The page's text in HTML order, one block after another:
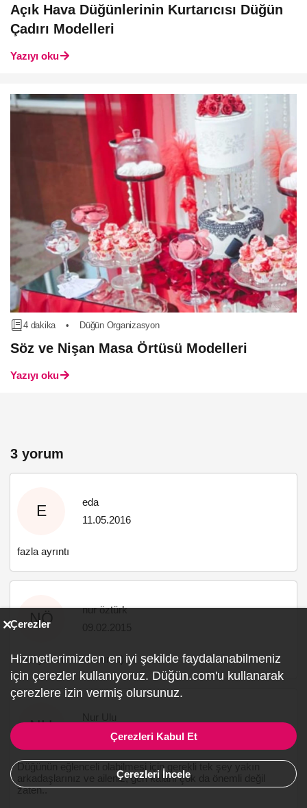
Açık Hava Düğünlerinin Kurtarıcısı Düğün
Çadırı Modelleri
Yazıyı oku
4 dakika • Düğün Organizasyon
Söz ve Nişan Masa Örtüsü Modelleri
Yazıyı oku
3 yorum
E
eda
11.05.2016
fazla ayrıntı
NÖ
nur öztürk
katılıyorum nur hanım :)
NU
20.10.2014
Düğünün eğlenceli olabilmesi için gerekli tek şey yakın
arkadaşlarınız ve aileniz, geri kalanı çok da önemli değil
zaten..
Çerezler
Hizmetlerimizden en iyi şekilde faydalanabilmeniz
için çerezler kullanıyoruz. Düğün.com'u kullanarak
çerezlere izin vermiş olursunuz.
Çerezleri Kabul Et
Çerezleri İncele